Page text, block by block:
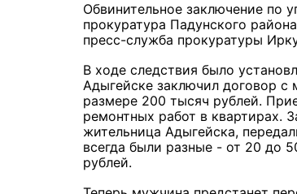
Обвинительное заключение по
прокуратура Падунского
пресс-служба прокуратуры
В ходе следствия было
Адыгейске заключил договор с
размере 200 тысяч рублей.
ремонтных работ в квартирах.
жительница Адыгейска,
всегда были разные - от 20 до
рублей.